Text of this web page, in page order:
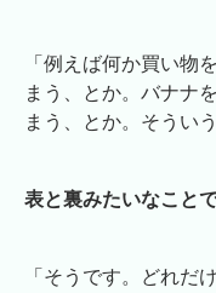
「例えば何か買い物
まう、とか。バナナ
まう、とか。そうい
表と裏みたいなことで
「そうです。どれだ